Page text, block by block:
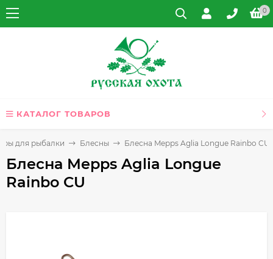
0
КАТАЛОГ ТОВАРОВ
для рыбалки Блесны Блесна Mepps Aglia Longue Rainbo CU
Блесна Mepps Aglia Longue
Rainbo CU